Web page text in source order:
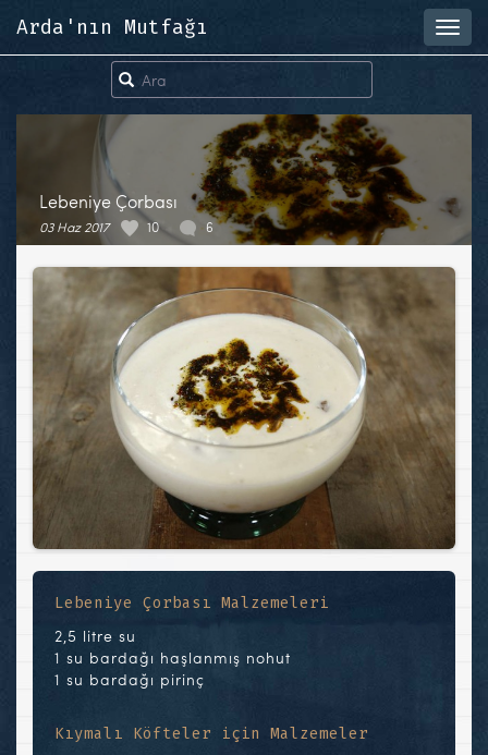
Arda'nın Mutfağı
Lebeniye Çorbası
03 Haz 2017 10 6
Lebeniye Çorbası Malzemeleri
2,5 litre su
1 su bardağı haşlanmış nohut
1 su bardağı pirinç
Kıymalı Köfteler için Malzemeler